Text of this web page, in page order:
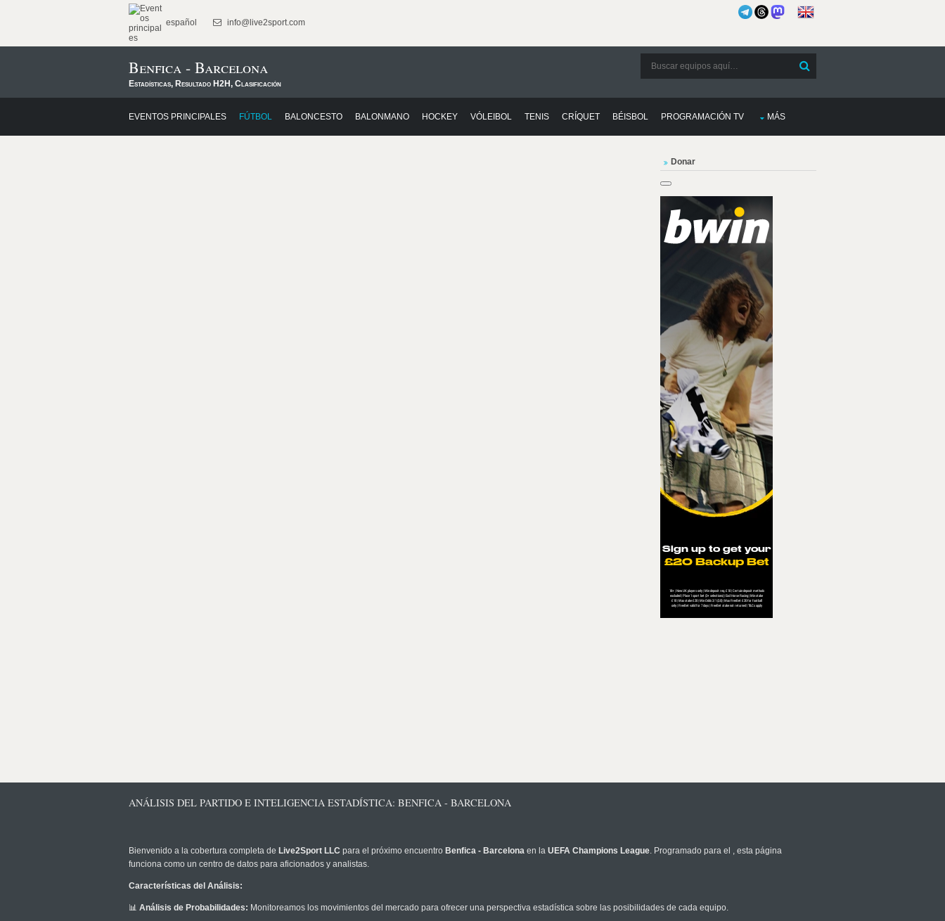
español info@live2sport.com
Benfica - Barcelona
Estadísticas, Resultado H2H, Clasificación
EVENTOS PRINCIPALES FÚTBOL BALONCESTO BALONMANO HOCKEY VÓLEIBOL TENIS CRÍQUET BÉISBOL PROGRAMACIÓN TV MÁS
Donar
ANÁLISIS DEL PARTIDO E INTELIGENCIA ESTADÍSTICA: BENFICA - BARCELONA
Bienvenido a la cobertura completa de Live2Sport LLC para el próximo encuentro Benfica - Barcelona en la UEFA Champions League. Programado para el , esta página
funciona como un centro de datos para aficionados y analistas.
Características del Análisis:
📊 Análisis de Probabilidades: Monitoreamos los movimientos del mercado para ofrecer una perspectiva estadística sobre las posibilidades de cada equipo.